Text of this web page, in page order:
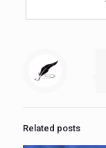
Related posts